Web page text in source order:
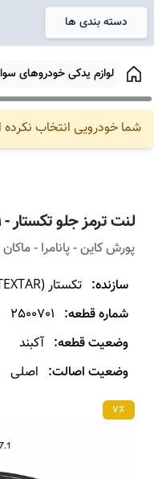
دسته بندی ها
لوازم یدکی خودروهای
شما خودرویی انتخاب نکرده
لنت ترمزجلوتکستار-
پورش کاین - پانامرا - ماکان
سازنده: تکستار (
شماره قطعه: 2500701
وضعیت قطعه: آکبند
وضعیت اصالت: اصلی
۷٪